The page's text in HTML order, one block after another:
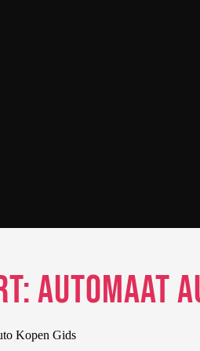
Automaat
Kopen Gids